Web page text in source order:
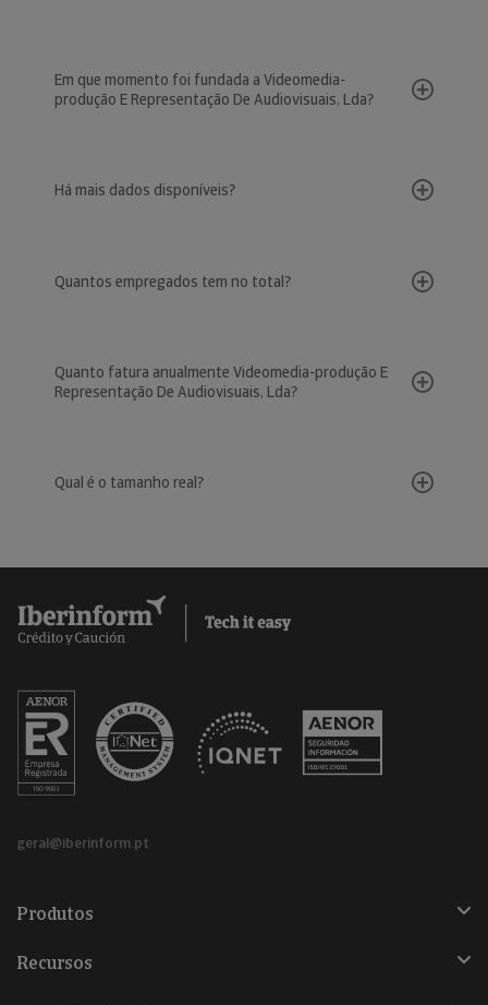
Em que momento foi fundada a Videomedia-
produção E Representação De Audiovisuais, Lda?
Há mais dados disponíveis?
Quantos empregados tem no total?
Quanto fatura anualmente Videomedia-produção E
Representação De Audiovisuais, Lda?
Qual é o tamanho real?
geral@iberinform.pt
Produtos
Recursos